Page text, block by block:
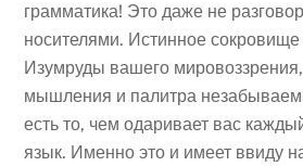
грамматика! Это даже не
носителями. Истинное сокровище
Изумруды вашего
мышления и палитра
есть то, чем одаривает вас
язык. Именно это и имеет ввиду